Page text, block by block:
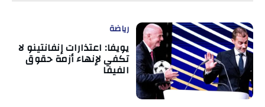
رياضة
يويفا: اعتذارات إنفانتينو لا
تكفي لإنهاء أزمة حقوق
الفيفا